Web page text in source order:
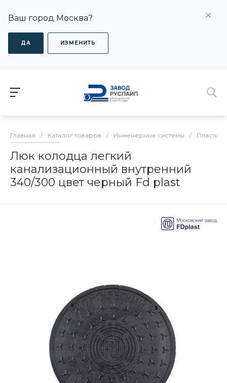
Ваш город Москва?
ДА ИЗМЕНИТЬ
Главная / Каталог товаров / Инженерные системы /
Люк колодца легкий
канализационный внутренний
340/300 цвет черный Fd plast